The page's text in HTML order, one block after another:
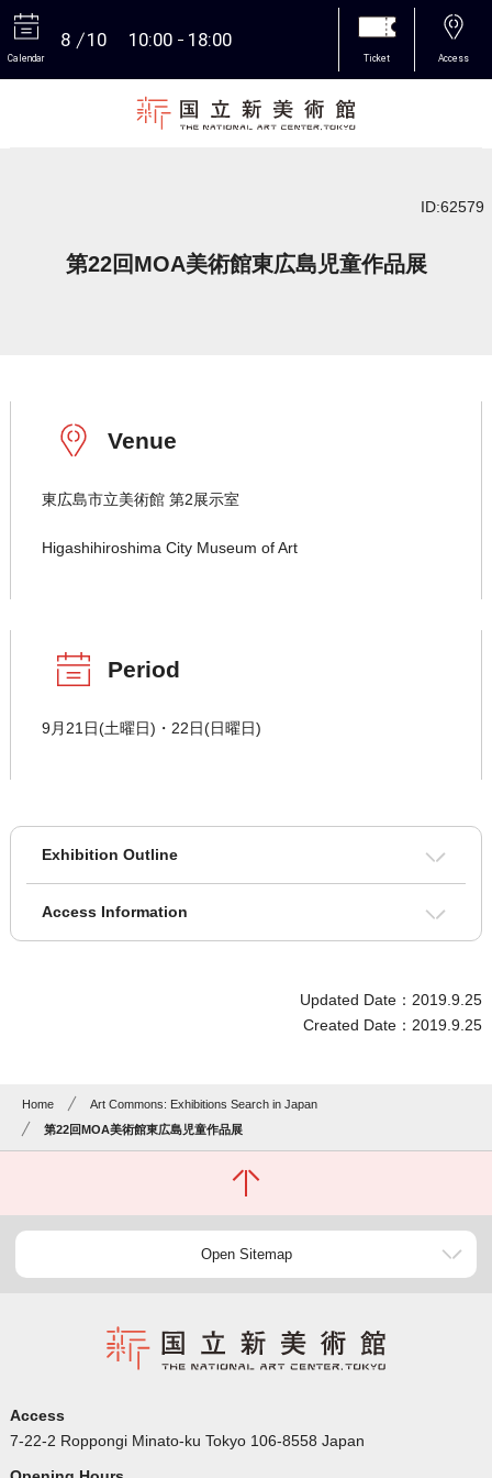
Calendar
8 10 10:00 18:00
Ticket Access
ID:62579
第22回MOA美術館東広島児童作品展
Venue
東広島市立美術館 第2展示室
Higashihiroshima City Museum of Art
Period
9月21日(土曜日)・22日(日曜日)
Exhibition Outline
Access Information
Updated Date：2019.9.25
Created Date：2019.9.25
Home
Art Commons: Exhibitions Search in Japan
第22回MOA美術館東広島児童作品展
Open Sitemap
Access
7-22-2 Roppongi Minato-ku Tokyo 106-8558 Japan